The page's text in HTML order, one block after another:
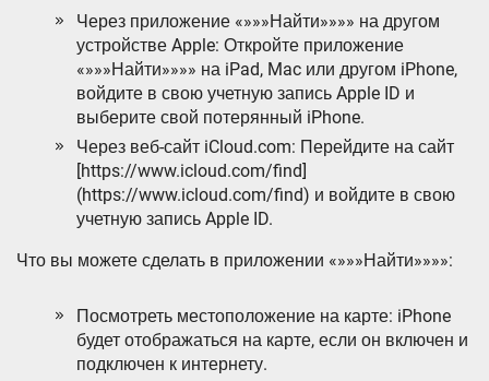
Через приложение «»»»Найти»»»» на другом
устройстве Apple: Откройте приложение
«»»»Найти»»»» на iPad, Mac или другом iPhone,
войдите в свою учетную запись Apple ID и
выберите свой потерянный iPhone.
Через веб-сайт iCloud.com: Перейдите на сайт
[https://www.icloud.com/find]
(https://www.icloud.com/find) и войдите в свою
учетную запись Apple ID.
Что вы можете сделать в приложении «»»»Найти»»»»:
Посмотреть местоположение на карте: iPhone
будет отображаться на карте, если он включен и
подключен к интернету.